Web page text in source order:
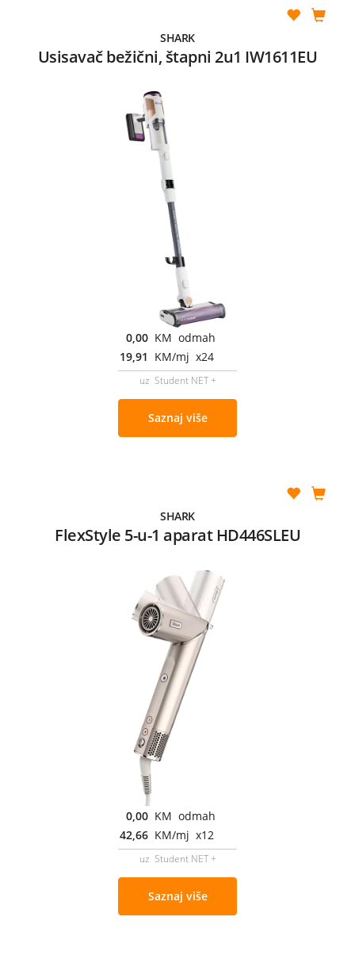
SHARK
Usisavač bežični, štapni 2u1 IW1611EU
0,00 KM odmah
19,91 KM/mj x24
uz Student NET +
Saznaj više
SHARK
FlexStyle 5-u-1 aparat HD446SLEU
0,00 KM odmah
42,66 KM/mj x12
uz Student NET +
Saznaj više